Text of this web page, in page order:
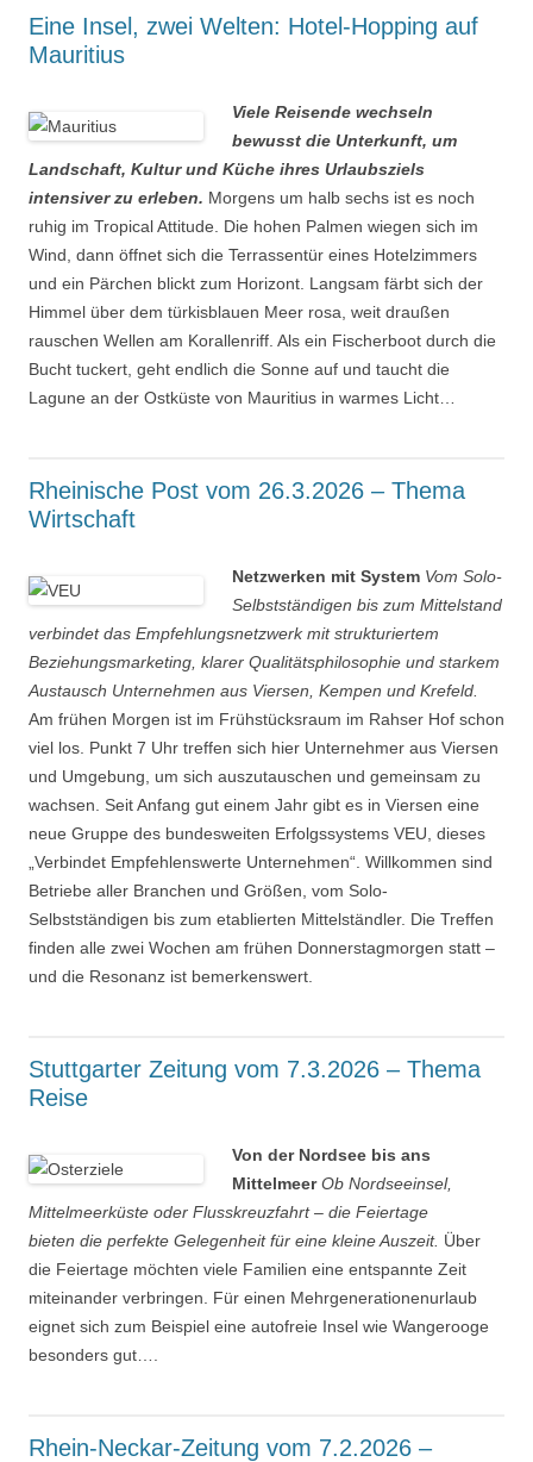
Eine Insel, zwei Welten: Hotel-Hopping auf
Mauritius
Viele Reisende wechseln
bewusst die Unterkunft, um
Landschaft, Kultur und Küche ihres Urlaubsziels
intensiver zu erleben. Morgens um halb sechs ist es noch
ruhig im Tropical Attitude. Die hohen Palmen wiegen sich im
Wind, dann öffnet sich die Terrassentür eines Hotelzimmers
und ein Pärchen blickt zum Horizont. Langsam färbt sich der
Himmel über dem türkisblauen Meer rosa, weit draußen
rauschen Wellen am Korallenriff. Als ein Fischerboot durch die
Bucht tuckert, geht endlich die Sonne auf und taucht die
Lagune an der Ostküste von Mauritius in warmes Licht…
Rheinische Post vom 26.3.2026 – Thema
Wirtschaft
Netzwerken mit System Vom Solo-
Selbstständigen bis zum Mittelstand
verbindet das Empfehlungsnetzwerk mit strukturiertem
Beziehungsmarketing, klarer Qualitätsphilosophie und starkem
Austausch Unternehmen aus Viersen, Kempen und Krefeld.
Am frühen Morgen ist im Frühstücksraum im Rahser Hof schon
viel los. Punkt 7 Uhr treffen sich hier Unternehmer aus Viersen
und Umgebung, um sich auszutauschen und gemeinsam zu
wachsen. Seit Anfang gut einem Jahr gibt es in Viersen eine
neue Gruppe des bundesweiten Erfolgssystems VEU, dieses
„Verbindet Empfehlenswerte Unternehmen“. Willkommen sind
Betriebe aller Branchen und Größen, vom Solo-
Selbstständigen bis zum etablierten Mittelständler. Die Treffen
finden alle zwei Wochen am frühen Donnerstagmorgen statt –
und die Resonanz ist bemerkenswert.
Stuttgarter Zeitung vom 7.3.2026 – Thema
Reise
Von der Nordsee bis ans
Mittelmeer Ob Nordseeinsel,
Mittelmeerküste oder Flusskreuzfahrt – die Feiertage
bieten die perfekte Gelegenheit für eine kleine Auszeit. Über
die Feiertage möchten viele Familien eine entspannte Zeit
miteinander verbringen. Für einen Mehrgenerationenurlaub
eignet sich zum Beispiel eine autofreie Insel wie Wangerooge
besonders gut….
Rhein-Neckar-Zeitung vom 7.2.2026 –